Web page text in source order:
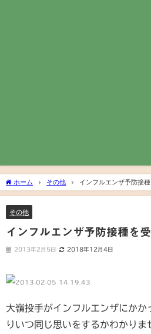
ホーム その他 インフルエンザ予防接
その他
インフルエンザ予防接種を
2013年2月5日 2018年12月4日
大嶺投手がインフルエンザにかか
りいつ同じ思いをするかわかりま